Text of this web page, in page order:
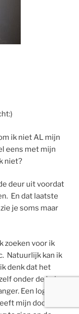
ik niet AL mijn
eens met mijn
niet?
deur uit voordat
En dat laatste
je soms maar
zoeken voor ik
Natuurlijk kan ik
denk dat het
onder de knie
Een logo
mijn dochter